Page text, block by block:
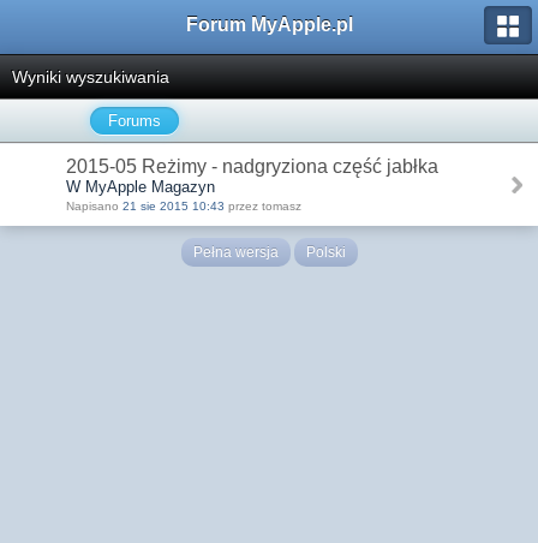
Forum MyApple.pl
Wyniki wyszukiwania
Forums
2015-05 Reżimy - nadgryziona część jabłka
W MyApple Magazyn
Napisano 21 sie 2015 10:43 przez tomasz
Pełna wersja Polski